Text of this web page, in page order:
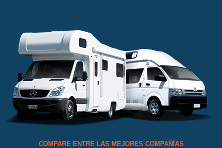
COMPARE ENTRE LAS MEJORES COMPAÑÍAS